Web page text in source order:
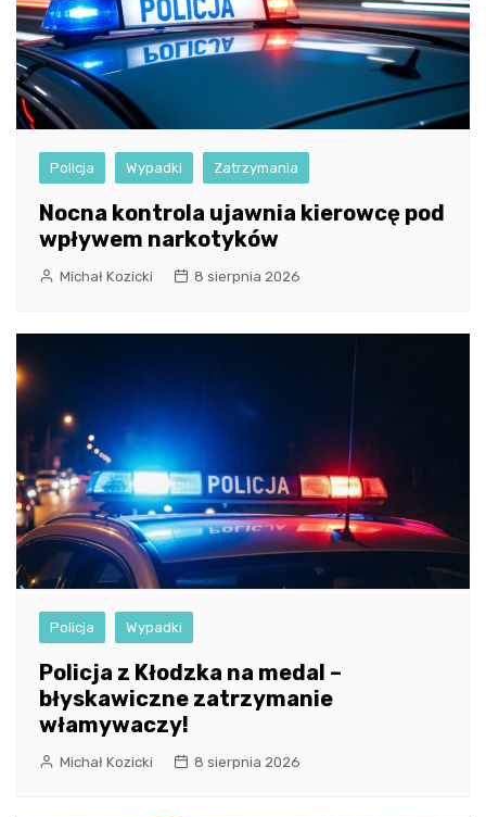
Policja Wypadki Zatrzymania
Nocna kontrola ujawnia kierowcę pod
wpływem narkotyków
Michał Kozicki 8 sierpnia 2026
Policja Wypadki
Policja z Kłodzka na medal –
błyskawiczne zatrzymanie
włamywaczy!
Michał Kozicki 8 sierpnia 2026